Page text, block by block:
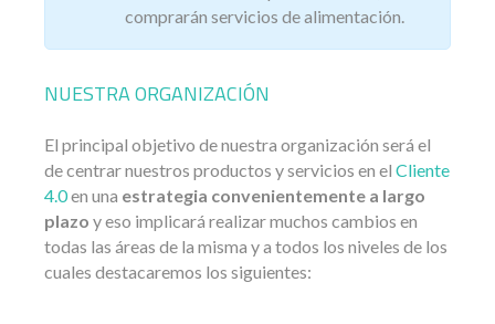
comprarán servicios de alimentación.
NUESTRA ORGANIZACIÓN
El principal objetivo de nuestra organización será el
de centrar nuestros productos y servicios en el Cliente
4.0en una estrategia convenientemente a largo
plazo y eso implicará realizar muchos cambios en
todas las áreas de la misma y a todos los niveles de los
cuales destacaremos los siguientes: